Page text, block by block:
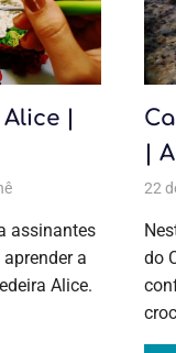
|
Todas as postagens,
assinantes
aprender a
Alice.
|
22
do